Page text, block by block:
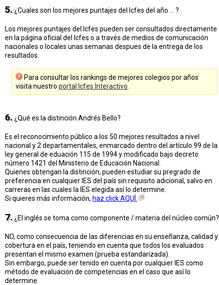
5. ¿Cuales son los mejores puntajes del Icfes del año ... ?
Los mejores puntajes del Icfes pueden ser consultados directamente
en la página oficial del Icfes o a través de medios de comunicación
nacionales o locales unas semanas despues de la entrega de los
resultados.
Para consultar los rankings de mejores colegios por años
visita nuestroportal Icfes Interactivo
6. ¿Qué es la distinción Andrés Bello?
Es el reconocimiento público a los 50 mejores resultados a nivel
nacional y 2 departamentales, enmarcado dentro del artículo 99 de la
ley general de eduación 115 de 1994 y modificado bajo decreto
número 1421 del Ministerio de Educación Nacional.
Quienes obtengan la distinción, pueden estudiar su pregrado de
preferencia en cualquier IES del país sin requisito adicional, salvo en
carreras en las cuales la IES elegida así lo determine.
Si quieres más información, haz click AQUÍ.
7. ¿El inglés se toma como componente / materia del núcleo común?
NO, como consecuencia de las diferencias en su enseñanza, calidad y
cobertura en el país, teniendo en cuenta que todos los evaluados
presentan el mismo examen (prueba estandarizada).
Sin embargo, puede ser tenido en cuenta por cualquier IES como
método de evaluación de competencias en el caso que así lo
determine.